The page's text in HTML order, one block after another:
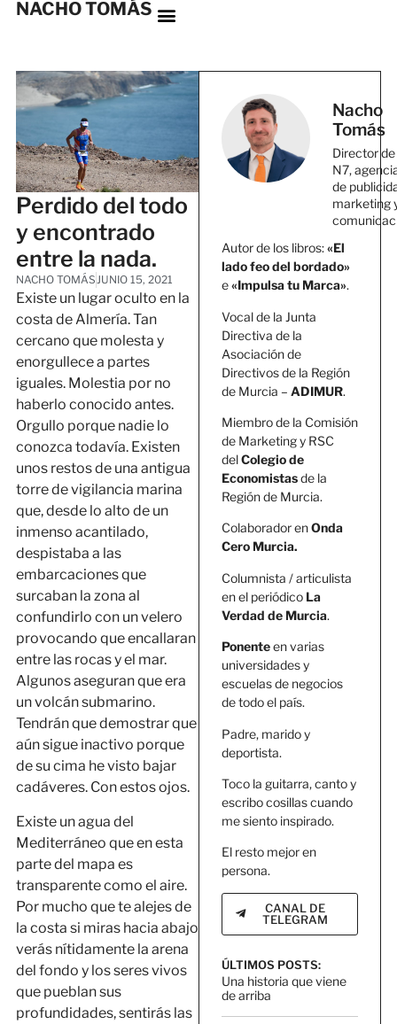
NACHO TOMÁS
Perdido del todo
y encontrado
entre la nada.
NACHO TOMÁSJUNIO 15, 2021
Existe un lugar oculto en la
costa de Almería. Tan
cercano que molesta y
enorgullece a partes
iguales. Molestia por no
haberlo conocido antes.
Orgullo porque nadie lo
conozca todavía. Existen
unos restos de una antigua
torre de vigilancia marina
que, desde lo alto de un
inmenso acantilado,
despistaba a las
embarcaciones que
surcaban la zona al
confundirlo con un velero
provocando que encallaran
entre las rocas y el mar.
Algunos aseguran que era
un volcán submarino.
Tendrán que demostrar que
aún sigue inactivo porque
de su cima he visto bajar
cadáveres. Con estos ojos.
Existe un agua del
Mediterráneo que en esta
parte del mapa es
transparente como el aire.
Por mucho que te alejes de
la costa si miras hacia abajo
verás nítidamente la arena
del fondo y los seres vivos
que pueblan sus
profundidades, sentirás las
Nacho
Tomás
Director de
N7,
de
marketing
Autor de los libros:«El
lado feo del bordado»
e«Impulsa tu Marca».
Vocal de la Junta
Directiva de la
Asociación de
Directivos de la Región
de Murcia – ADIMUR.
Miembro de la Comisión
de Marketing y RSC
delColegio de
Economistasde la
Región de Murcia.
Colaborador enOnda
Cero Murcia.
Columnista / articulista
en el periódico La
Verdad de Murcia.
Ponenteen varias
universidades y
escuelas de negocios
de todo el país.
Padre, marido y
deportista.
Toco la guitarra, canto y
escribo cosillas cuando
me siento inspirado.
El resto mejor en
persona.
CANAL DE
TELEGRAM
ÚLTIMOS POSTS:
Una historia que viene
de arriba